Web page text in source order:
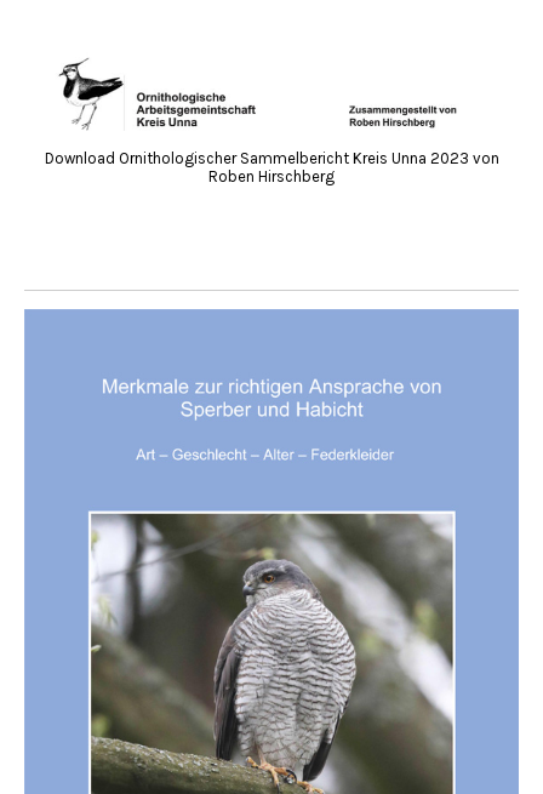
Download Ornithologischer Sammelbericht Kreis Unna 2023 von
Roben Hirschberg